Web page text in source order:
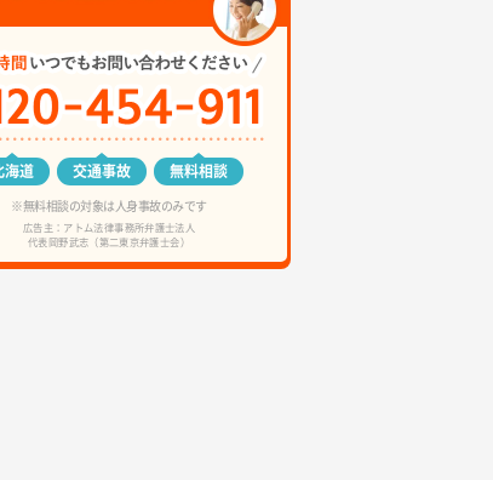
海道 交通事故 無料相談
※無料相談の対象は人身事故のみです
広告主：アトム法律事務所弁護士法人
代表岡野武志（第二東京弁護士会）